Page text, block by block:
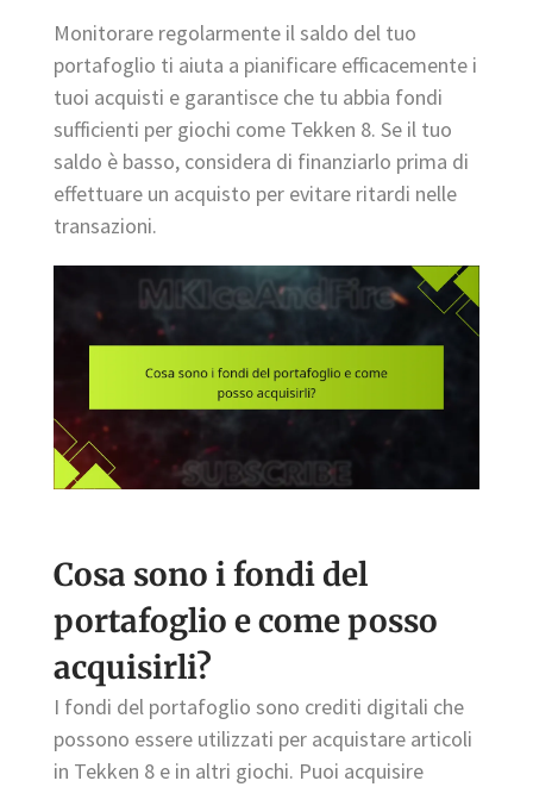
Monitorare regolarmente il saldo del tuo
portafoglio ti aiuta a pianificare efficacemente i
tuoi acquisti e garantisce che tu abbia fondi
sufficienti per giochi come Tekken 8. Se il tuo
saldo è basso, considera di finanziarlo prima di
effettuare un acquisto per evitare ritardi nelle
transazioni.
Cosa sono i fondi del
portafoglio e come posso
acquisirli?
I fondi del portafoglio sono crediti digitali che
possono essere utilizzati per acquistare articoli
in Tekken 8 e in altri giochi. Puoi acquisire